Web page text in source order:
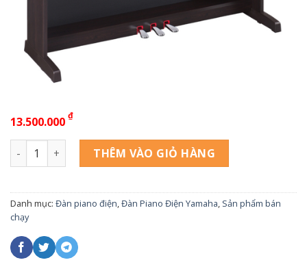
13.500.000 ₫
YAMAHA YDP 141 số lượngTHÊM VÀO GIỎ HÀNG
Danh mục: Đàn piano điện,Đàn Piano Điện Yamaha, Sản phẩm bán
chạy